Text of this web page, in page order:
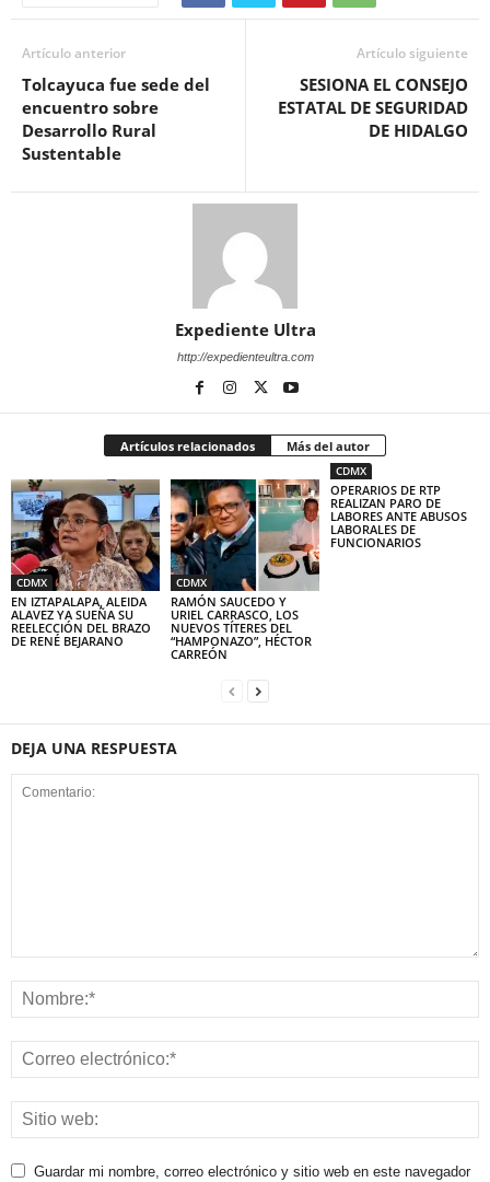
Artículo anterior
Tolcayuca fue sede del
encuentro sobre
Desarrollo Rural
Sustentable
Artículo siguiente
SESIONA EL CONSEJO
ESTATAL DE SEGURIDAD
DE HIDALGO
Expediente Ultra
http://expedienteultra.com
Artículos relacionados Más del autor
CDMX
EN IZTAPALAPA, ALEIDA
ALAVEZ YA SUEÑA SU
REELECCIÓN DEL BRAZO
DE RENÉ BEJARANO
CDMX
RAMÓN SAUCEDO Y
URIEL CARRASCO, LOS
NUEVOS TÍTERES DEL
“HAMPONAZO”, HÉCTOR
CARREÓN
CDMX
OPERARIOS DE RTP
REALIZAN PARO DE
LABORES ANTE ABUSOS
LABORALES DE
FUNCIONARIOS
DEJA UNA RESPUESTA
Guardar mi nombre, correo electrónico y sitio web en este navegador